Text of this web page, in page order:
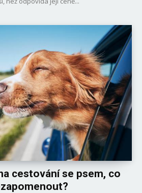
cestování se psem, co